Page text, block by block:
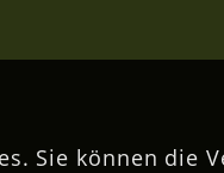
Sie können die